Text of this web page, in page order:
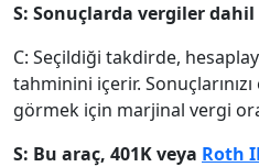
S: Sonuçlarda vergiler dahil
C: Seçildiği takdirde,
tahminini içerir.
görmek için marjinal vergi
S: Bu araç, 401K veya Roth